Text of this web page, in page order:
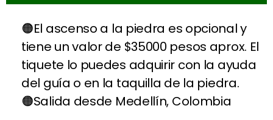
El ascenso a la piedra es opcional y
tiene un valor de $35000 pesos aprox. El
tiquete lo puedes adquirir con la ayuda
del guía o en la taquilla de la piedra.
Salida desde Medellín, Colombia